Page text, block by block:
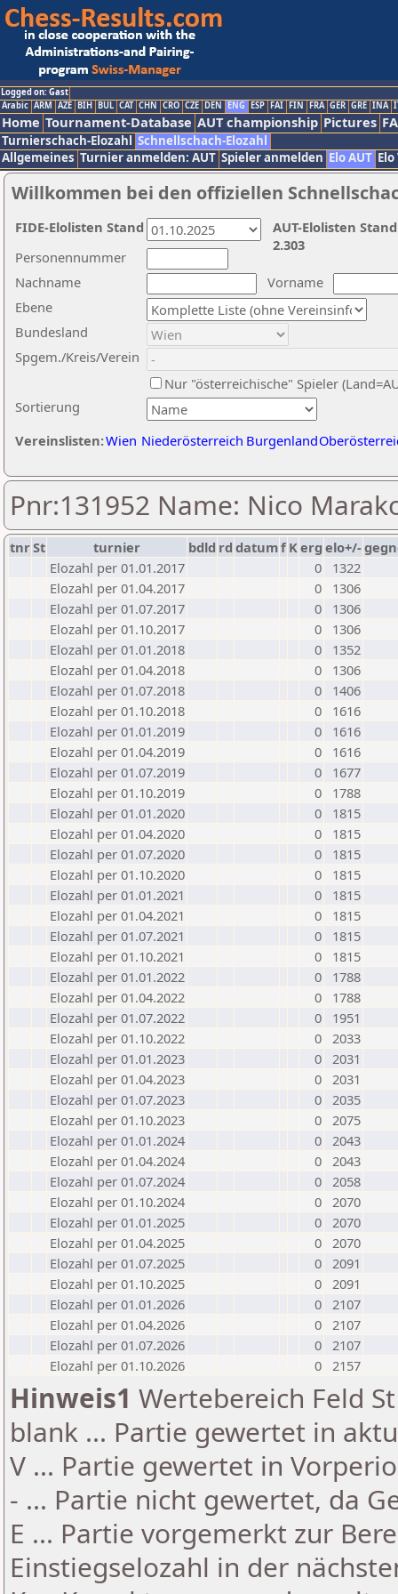
Logged on: Gast
Arabic ARM AZE BIH BUL CAT CHN CRO CZE DEN ENG ESP FAI FIN FRA GER GRE INA
Home Tournament-Database AUT championship Pictures
Turnierschach-Elozahl Schnellschach-Elozahl
Allgemeines Turnier anmelden: AUT Spieler anmelden Elo AUT
Willkommen bei den offiziellen
Nachname
Vorname
Ebene
Sortierung
Personennummer
Bundesland
Spgem./Kreis/Verein
Nur "österreichische" Spieler
Vereinslisten:Wien Niederösterreich Burgenland
AUT-Elolisten
2.303
FIDE-Elolisten Stand
Pnr:131952 Name: Nico
tnrSt turnier bdld rd datumf Kerg elo+/-
Elozahl per 01.01.2017
0
1322
Elozahl per 01.04.2017
0
1306
Elozahl per 01.07.2017
0
1306
Elozahl per 01.10.2017
0
1306
Elozahl per 01.01.2018
0
1352
Elozahl per 01.04.2018
0
1306
Elozahl per 01.07.2018
0
1406
Elozahl per 01.10.2018
0
1616
Elozahl per 01.01.2019
0
1616
Elozahl per 01.04.2019
0
1616
Elozahl per 01.07.2019
0
1677
Elozahl per 01.10.2019
0
1788
Elozahl per 01.01.2020
0
1815
Elozahl per 01.04.2020
0
1815
Elozahl per 01.07.2020
0
1815
Elozahl per 01.10.2020
0
1815
Elozahl per 01.01.2021
0
1815
Elozahl per 01.04.2021
0
1815
Elozahl per 01.07.2021
0
1815
Elozahl per 01.10.2021
0
1815
Elozahl per 01.01.2022
0
1788
Elozahl per 01.04.2022
0
1788
Elozahl per 01.07.2022
0
1951
Elozahl per 01.10.2022
0 2033
Elozahl per 01.01.2023
0 2031
Elozahl per 01.04.2023
0 2031
Elozahl per 01.07.2023
0 2035
Elozahl per 01.10.2023
0 2075
Elozahl per 01.01.2024
0 2043
Elozahl per 01.04.2024
0 2043
Elozahl per 01.07.2024
0 2058
Elozahl per 01.10.2024
0 2070
Elozahl per 01.01.2025
0 2070
Elozahl per 01.04.2025
0 2070
Elozahl per 01.07.2025
0 2091
Elozahl per 01.10.2025
0 2091
Elozahl per 01.01.2026
0 2107
Elozahl per 01.04.2026
0 2107
Elozahl per 01.07.2026
0 2107
Elozahl per 01.10.2026
0 2157
Hinweis1 Wertebereich Feld
blank ... Partie gewertet in
V ... Partie gewertet in
- ... Partie nicht gewertet, da
E ... Partie vorgemerkt zur
Einstiegselozahl in der